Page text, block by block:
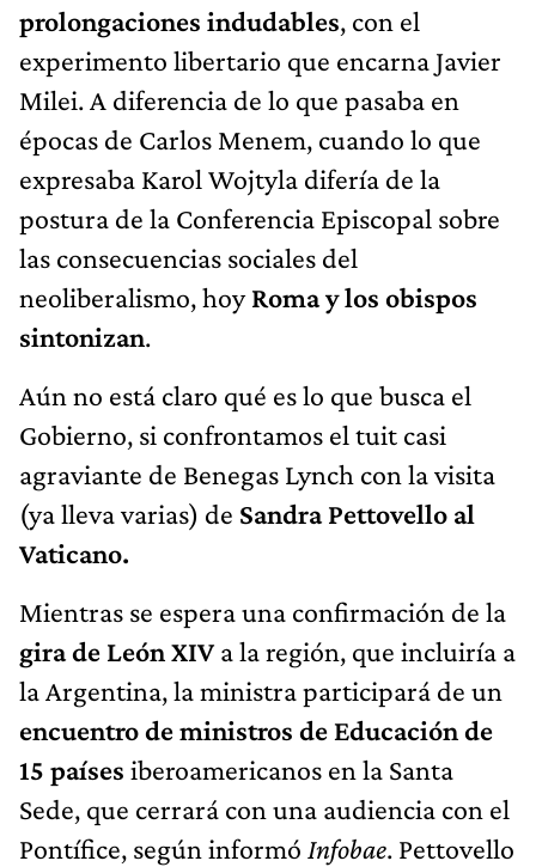
prolongaciones indudables, con el
experimento libertario que encarna Javier
Milei. A diferencia de lo que pasaba en
épocas de Carlos Menem, cuando lo que
expresaba Karol Wojtyla difería de la
postura de la Conferencia Episcopal sobre
las consecuencias sociales del
neoliberalismo, hoyRoma y los obispos
sintonizan.
Aún no está claro qué es lo que busca el
Gobierno, si confrontamos el tuit casi
agraviante de Benegas Lynch con la visita
(ya lleva varias) de Sandra Pettovello al
Vaticano.
Mientras se espera una confirmación de la
gira de León XIVa la región, que incluiría a
la Argentina, la ministra participará de un
encuentro de ministros de Educación de
15 países iberoamericanos en la Santa
Sede, que cerrará con una audiencia con el
Pontífice, según informó Infobae. Pettovello